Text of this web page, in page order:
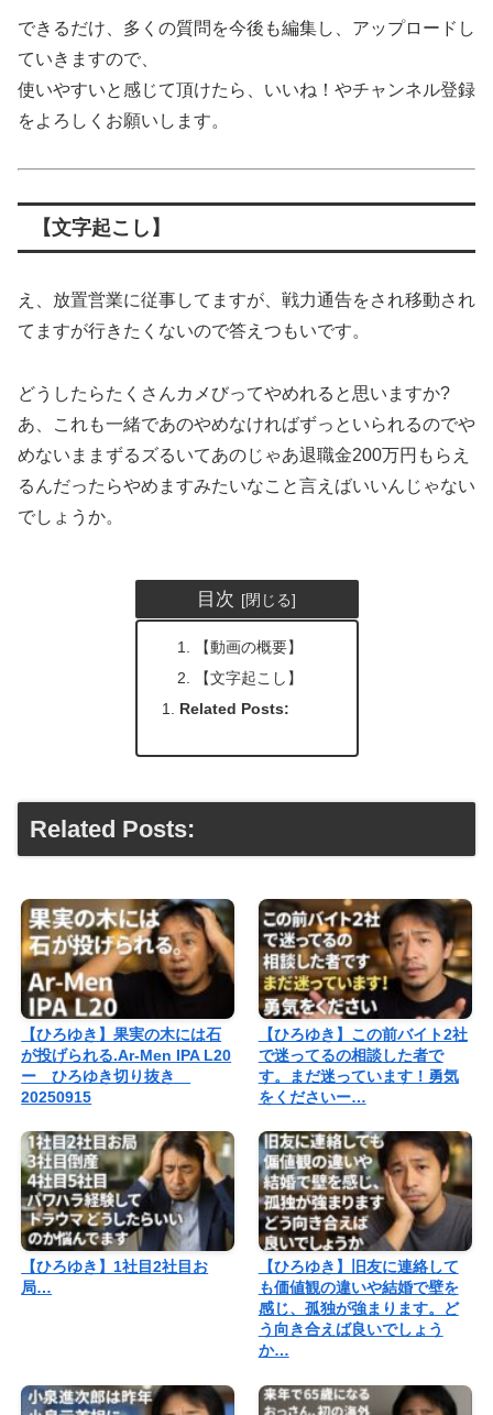
できるだけ、多くの質問を今後も編集し、アップロードし
ていきますので、
使いやすいと感じて頂けたら、いいね！やチャンネル登録
をよろしくお願いします。
【文字起こし】
え、放置営業に従事してますが、戦力通告をされ移動され
てますが行きたくないので答えつもいです。
どうしたらたくさんカメびってやめれると思いますか?
あ、これも一緒であのやめなければずっといられるのでや
めないままずるズるいてあのじゃあ退職金200万円もらえ
るんだったらやめますみたいなこと言えばいいんじゃない
でしょうか。
目次
【動画の概要】
【文字起こし】
Related Posts:
Related Posts:
【ひろゆき】果実の木には石
が投げられる.Ar-Men IPA L20
ー ひろゆき切り抜き
20250915
【ひろゆき】この前バイト2社
で迷ってるの相談した者で
す。まだ迷っています！勇気
をくださいー…
【ひろゆき】1社目2社目お
局…
【ひろゆき】旧友に連絡して
も価値観の違いや結婚で壁を
感じ、孤独が強まります。ど
う向き合えば良いでしょう
か…